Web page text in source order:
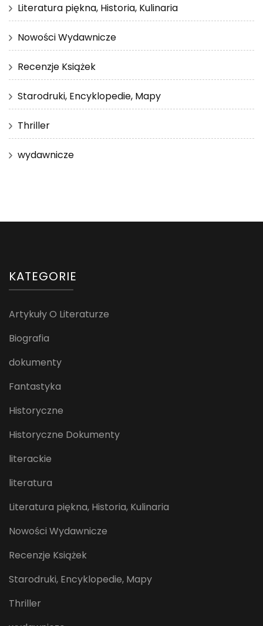
Literatura piękna, Historia, Kulinaria
Nowości Wydawnicze
Recenzje Książek
Starodruki, Encyklopedie, Mapy
Thriller
wydawnicze
KATEGORIE
Artykuły O Literaturze
Biografia
dokumenty
Fantastyka
Historyczne
Historyczne Dokumenty
literackie
literatura
Literatura piękna, Historia, Kulinaria
Nowości Wydawnicze
Recenzje Książek
Starodruki, Encyklopedie, Mapy
Thriller